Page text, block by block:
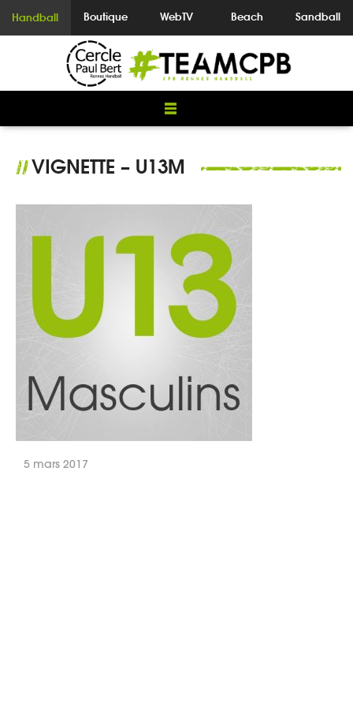
Handball Boutique WebTV Beach Sandball
//VIGNETTE – U13M
5 mars 2017